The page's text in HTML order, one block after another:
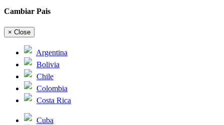
Cambiar Pais
× Close
Argentina
Bolivia
Chile
Colombia
Costa Rica
Cuba